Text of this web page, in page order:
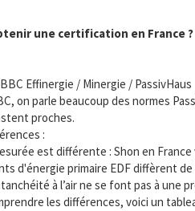
une certification en France ?
Effinergie / Minergie / PassivHaus
on parle beaucoup des normes
proches.
:
est différente : Shon en France
d'énergie primaire EDF diffèrent de
à l’air ne se font pas à une
les différences, voici un